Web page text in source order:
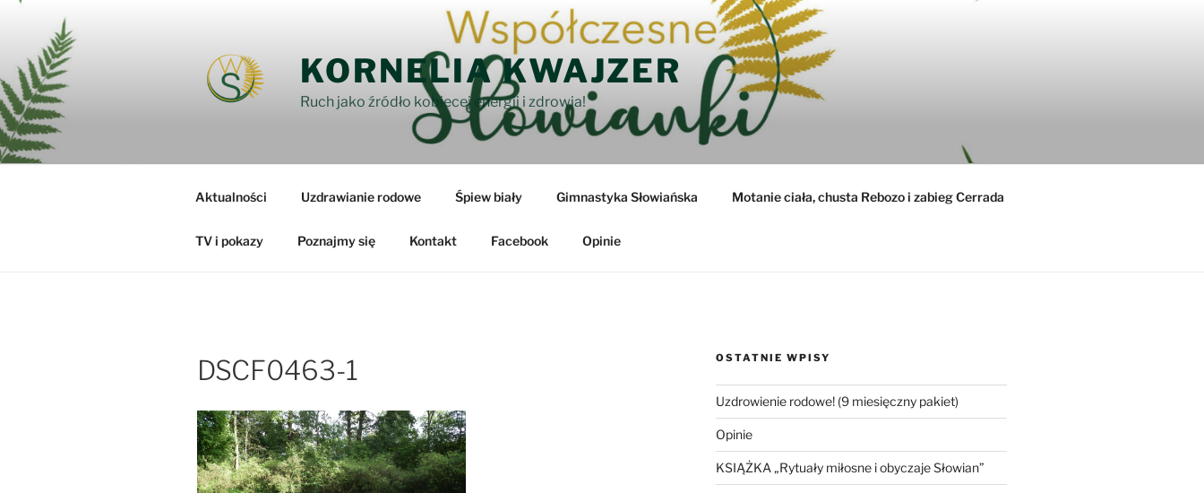
Przejdź
KORNELIA KWAJZER
Ruch jako źródło kobiecej energii i zdrowia!
Aktualności Uzdrawianie rodowe Śpiew biały Gimnastyka Słowiańska Motanie ciała, chusta Rebozo i zabieg Cerrada
TV i pokazy Poznajmy się Kontakt Facebook Opinie
DSCF0463-1 OSTATNIE WPISY
Uzdrowienie rodowe! (9 miesięczny pakiet)
Opinie
KSIĄŻKA „Rytuały miłosne i obyczaje Słowian”